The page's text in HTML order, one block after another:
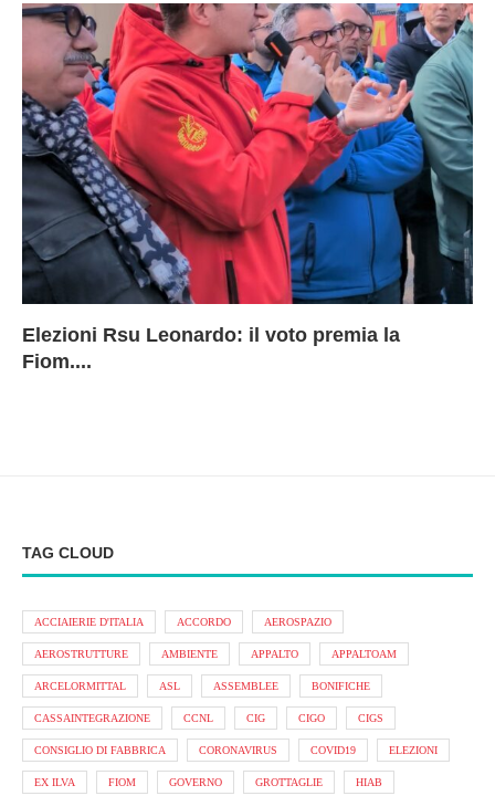
Elezioni Rsu Leonardo: il voto premia la
Fiom....
TAG CLOUD
ACCIAIERIE D'ITALIA ACCORDO AEROSPAZIO
AEROSTRUTTURE AMBIENTE APPALTO APPALTOAM
ARCELORMITTAL ASL ASSEMBLEE BONIFICHE
CASSAINTEGRAZIONE CCNL CIG CIGO CIGS
CONSIGLIO DI FABBRICA CORONAVIRUS COVID19 ELEZIONI
EX ILVA FIOM GOVERNO GROTTAGLIE HIAB